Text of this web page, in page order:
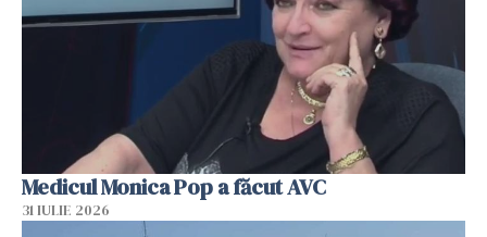
Medicul Monica Pop a făcut AVC
31 IULIE 2026